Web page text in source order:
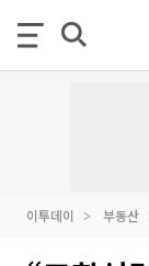
이투데이 부동산